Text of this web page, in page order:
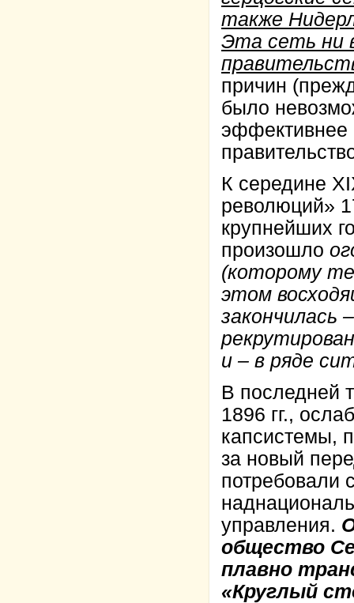
также
Эта сеть ни
причин
было
эффективнее
К середине
революций»
крупнейших
произошло
(которому
этом
закончилась
и – в ряде
В последней
1896 гг.,
капсистемы,
за новый
потребовали
управления.
общество
плавно
«Круглый